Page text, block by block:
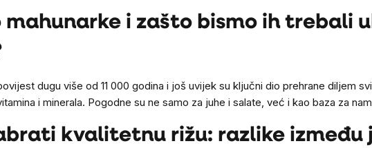
mahunarke i zašto bismo ih trebali
dugu više od 11 000 godina i još uvijek su ključni dio prehrane diljem
i minerala. Pogodne su ne samo za juhe i salate, već i kao baza za
kvalitetnu rižu: razlike između